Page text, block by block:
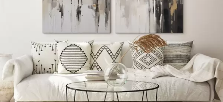
Преміум
.00грн
Яскраві, насичені кольори
✓ Стійкість до вицвітання
✓Безпечне чорнило без запаху
✓Поверхня з текстурою полотна
✗ Екологічний матеріал